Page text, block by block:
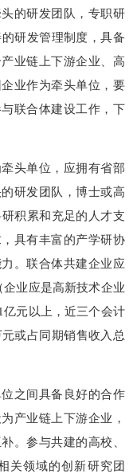
的研发团队，专职研
研发管理制度，具备
业链上下游企业、高
业作为牵头单位，要
联合体建设工作，下
头单位，应拥有省部
研发团队，博士或高
积累和充足的人才支
具有丰富的产学研协
。联合体共建企业应
业应是高新技术企业
元以上，近三个会计
或占同期销售收入总
之间具备良好的合作
产业链上下游企业，
。参与共建的高校、
关领域的创新研究团